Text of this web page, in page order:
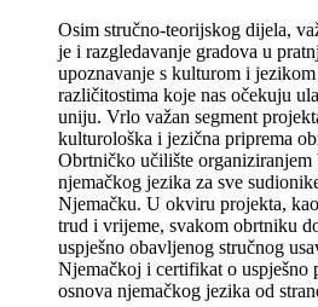
Osim stručno-teorijskog dijela,
je i razgledavanje gradova u
upoznavanje s kulturom i
različitostima koje nas očekuju
uniju. Vrlo važan segment
kulturološka i jezična priprema
Obrtničko učilište organiziranjem
njemačkog jezika za sve
Njemačku. U okviru projekta,
trud i vrijeme, svakom obrtniku
uspješno obavljenog stručnog
Njemačkoj i certifikat o uspješno
osnova njemačkog jezika od